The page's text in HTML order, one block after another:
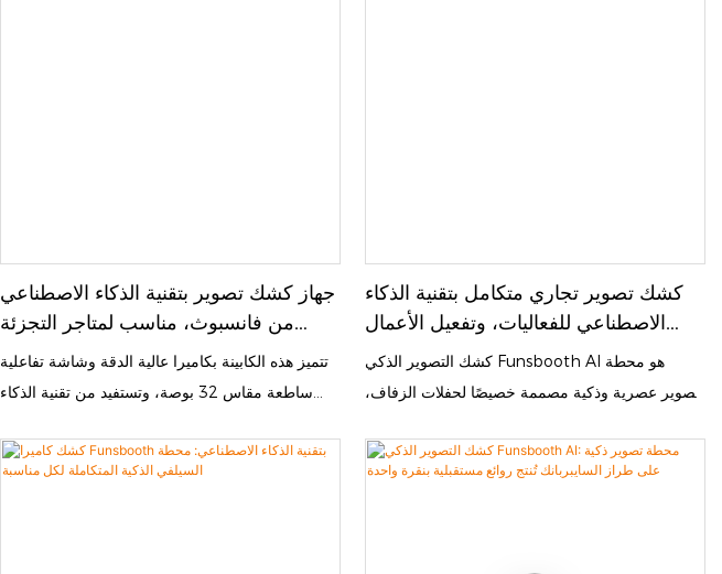
جهاز كشك تصوير بتقنية الذكاء الاصطناعي
من فانسبوث، مناسب لمتاجر التجزئة
والمساحات التفاعلية.
تتميز هذه الكابينة بكاميرا عالية الدقة وشاشة تفاعلية
ساطعة مقاس 32 بوصة، وتستفيد من تقنية الذكاء
في اختيار الوضعيات، وإضافة تأثيرات إبداعية. كما
كشك تصوير تجاري متكامل بتقنية الذكاء
الاصطناعي للفعاليات، وتفعيل الأعمال
التجارية والعلامات التجارية
كشك التصوير الذكي Funsbooth AI هو محطة
تصوير عصرية وذكية مصممة خصيصًا لحفلات الزفاف،
والحملات الترويجية للعلامات التجارية. مزود بشاشة
لمس كبيرة سريعة الاستجابة، وكاميرا عالية الدقة،